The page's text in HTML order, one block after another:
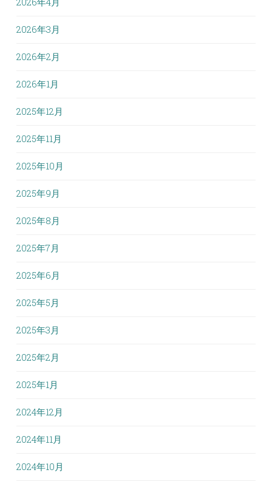
2026年3月
2026年2月
2026年1月
2025年12月
2025年11月
2025年10月
2025年9月
2025年8月
2025年7月
2025年6月
2025年5月
2025年3月
2025年2月
2025年1月
2024年12月
2024年11月
2024年10月